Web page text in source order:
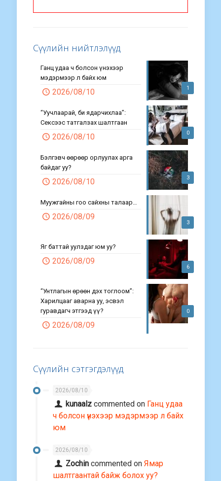
Сүүлийн нийтлэлүүд
1
Ганц удаа ч болсон үнэхээр
мэдэрмээр л байх юм
2026/08/10
0
“Уучлаарай, би ядарчихлаа”:
Сексээс татгалзах шалтгаан
2026/08/10
3
Бэлгэвч өөрөөр орлуулах арга
байдаг уу?
2026/08/10
3
Муужгайны гоо сайхны талаар…
2026/08/09
6
Яг баттай уулздаг юм уу?
2026/08/09
0
“Унтлагын өрөөн дэх тоглоом”:
Харилцааг аварна уу, эсвэл
гуравдагч этгээд үү?
2026/08/09
Сүүлийн сэтгэгдэлүүд
2026/08/10
kunaalz commented on Ганц удаа
ч болсон үнэхээр мэдэрмээр л байх
юм
2026/08/10
Zochin commented onЯмар
шалтгаантай байж болох уу?